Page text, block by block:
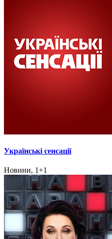
Українські сенсації
Новини, 1+1